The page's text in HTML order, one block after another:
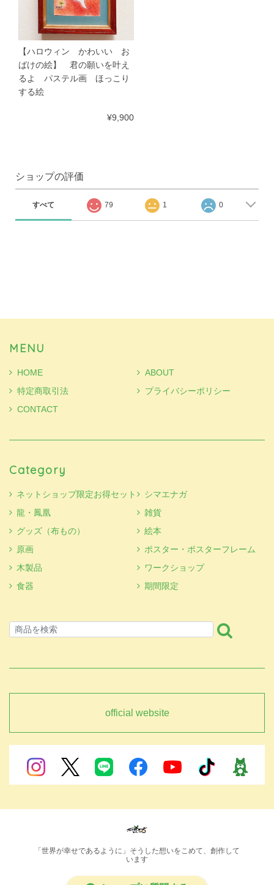
【ハロウィン かわいい お
ばけの絵】 君の願いを叶え
るよ パステル画 ほっこり
する絵
¥9,900
ショップの評価
すべて 79 1 0
MENU
HOME
ABOUT
特定商取引法
プライバシーポリシー
CONTACT
Category
ネットショップ限定お得セット
シマエナガ
龍・鳳凰
雑貨
グッズ（布もの）
絵本
原画
ポスター・ポスターフレーム
木製品
ワークショップ
食器
期間限定
official website
「世界が幸せであるように」そうした想いをこめて、創作して
います